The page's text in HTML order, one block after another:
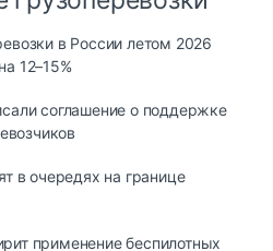
в России летом 2026
12–15%
соглашение о поддержке
в очередях на границе
применение беспилотных